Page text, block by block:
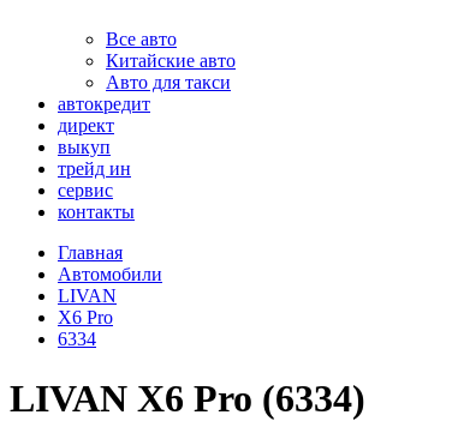
Все авто
Китайские авто
Авто для такси
автокредит
директ
выкуп
трейд ин
сервис
контакты
Главная
Автомобили
LIVAN
X6 Pro
6334
LIVAN X6 Pro (6334)